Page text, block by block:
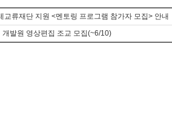
교류재단 지원 <멘토링 프로그램 참가자 모집> 안내
개발원 영상편집 조교 모집(~6/10)